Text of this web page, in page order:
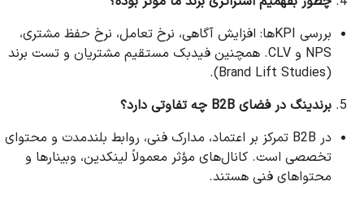
بررسی KPIها: افزایش آگاهی، نرخ تعامل، نرخ حفظ مشتری،
NPS و CLV. همچنین فیدبک مستقیم مشتریان و تست برند
(Brand Lift Studies).
برندینگ در فضای B2B چه تفاوتی دارد؟
در B2B تمرکز بر اعتماد، مدارک فنی، روابط بلندمدت و محتوای
تخصصی است. کانال‌های مؤثر معمولاً لینکدین، وبینارها و
محتواهای فنی هستند.